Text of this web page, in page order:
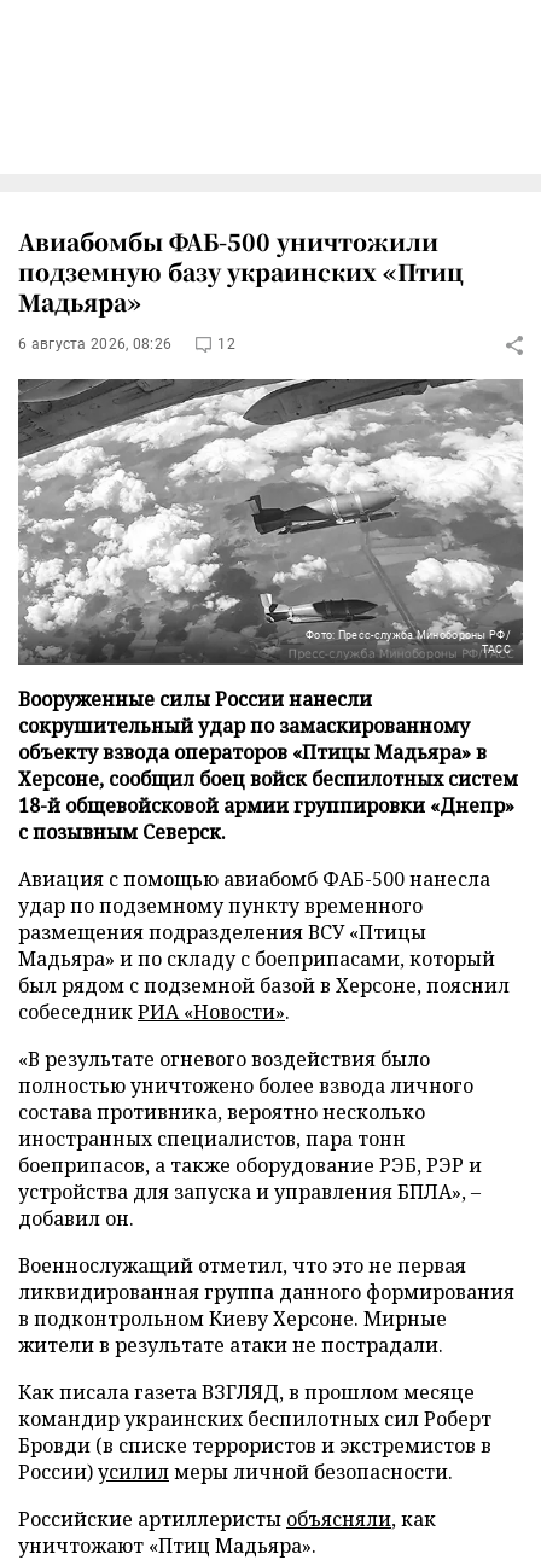
Авиабомбы ФАБ-500 уничтожили
подземную базу украинских «Птиц
Мадьяра»
6 августа 2026, 08:26 12
Фото: Пресс-служба Минобороны РФ/
ТАСС
Вооруженные силы России нанесли
сокрушительный удар по замаскированному
объекту взвода операторов «Птицы Мадьяра» в
Херсоне, сообщил боец войск беспилотных систем
18-й общевойсковой армии группировки «Днепр»
с позывным Северск.
Авиация с помощью авиабомб ФАБ-500 нанесла
удар по подземному пункту временного
размещения подразделения ВСУ «Птицы
Мадьяра» и по складу с боеприпасами, который
был рядом с подземной базой в Херсоне, пояснил
собеседникРИА «Новости».
«В результате огневого воздействия было
полностью уничтожено более взвода личного
состава противника, вероятно несколько
иностранных специалистов, пара тонн
боеприпасов, а также оборудование РЭБ, РЭР и
устройства для запуска и управления БПЛА», –
добавил он.
Военнослужащий отметил, что это не первая
ликвидированная группа данного формирования
в подконтрольном Киеву Херсоне. Мирные
жители в результате атаки не пострадали.
Как писала газета ВЗГЛЯД, в прошлом месяце
командир украинских беспилотных сил Роберт
Бровди (в списке террористов и экстремистов в
России)усилилмеры личной безопасности.
Российские артиллеристы объясняли, как
уничтожают «Птиц Мадьяра».